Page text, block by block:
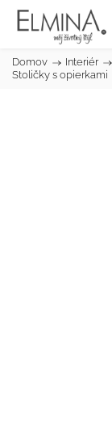
Domov / Interiér /
Stoličky s opierkami